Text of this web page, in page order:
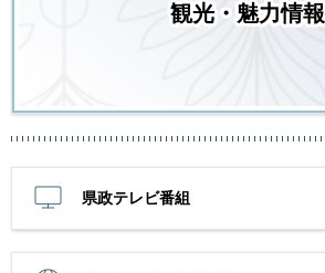
観光・魅力情報
県政テレビ番組